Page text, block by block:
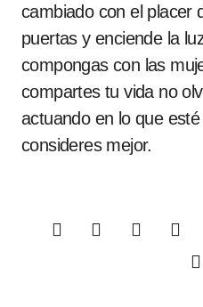
cambiado con el placer
puertas y enciende la
compongas con las
compartes tu vida no
actuando en lo que
consideres mejor.